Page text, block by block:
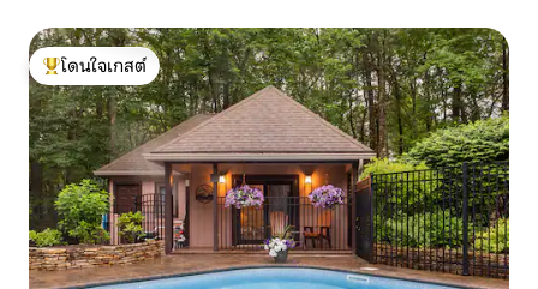
โดนใจเกสต์ที่สุด
โดนใจเกสต์